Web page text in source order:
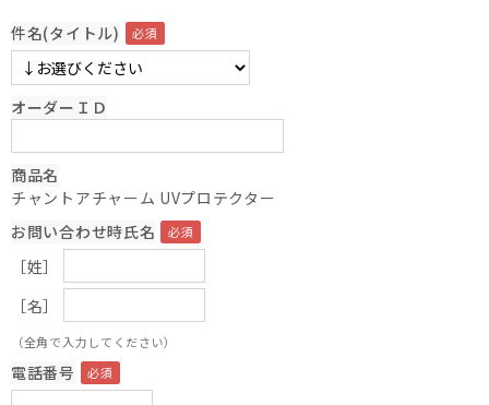
件名(タイトル)
オーダーＩＤ
商品名
チャントアチャーム UVプロテクター
お問い合わせ時氏名
［姓］
［名］
（全角で入力してください）
電話番号